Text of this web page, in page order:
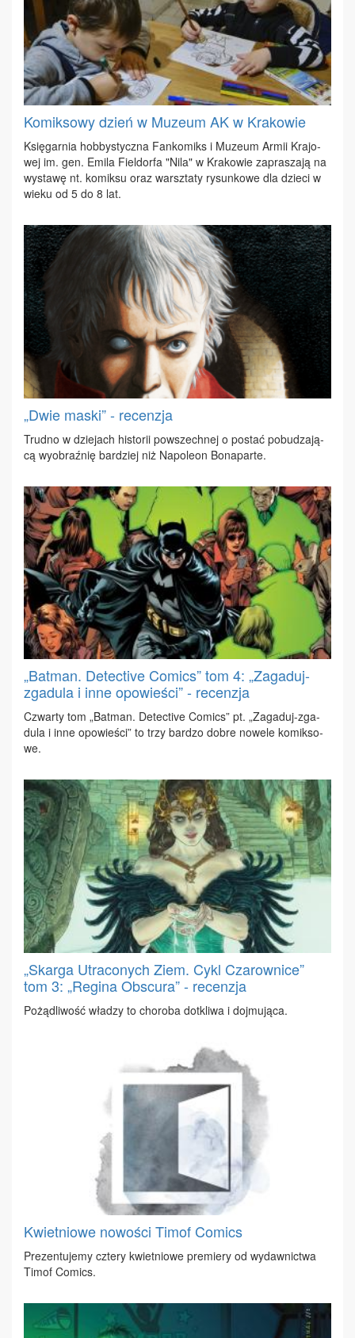
Komiksowy dzień w Muzeum AK w Krakowie
Księ­gar­nia hob­by­stycz­na Fan­ko­miks i Mu­zeum Ar­mii Kra­jo­
wej im. gen. Emi­la Fiel­dor­fa "Ni­la" w Kra­ko­wie za­pra­sza­ją na
wy­sta­wę nt. ko­mik­su oraz warsz­ta­ty ry­sun­ko­we dla dzie­ci w
wie­ku od 5 do 8 lat.
„Dwie maski” - recenzja
Trud­no w dzie­jach hi­sto­rii po­wszech­nej o po­stać po­bu­dza­ją­
cą wy­obraź­nię bar­dziej niż Na­po­le­on Bo­na­par­te.
„Batman. Detective Comics” tom 4: „Zagaduj-
zgadula i inne opowieści” - recenzja
Czwar­ty tom „Bat­man. De­tec­ti­ve Co­mics” pt. „Za­ga­duj-zga­
du­la i in­ne opo­wie­ści” to trzy bar­dzo do­bre no­we­le ko­mik­so­
we.
„Skarga Utraconych Ziem. Cykl Czarownice”
tom 3: „Regina Obscura” - recenzja
Po­żą­dli­wość wła­dzy to cho­ro­ba do­tkli­wa i doj­mu­ją­ca.
Kwietniowe nowości Timof Comics
Pre­zen­tu­je­my czte­ry kwiet­nio­we pre­mie­ry od wy­daw­nic­twa
Ti­mof Co­mics.